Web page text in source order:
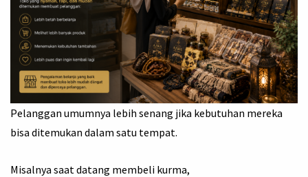
Pelanggan umumnya lebih senang jika kebutuhan mereka
bisa ditemukan dalam satu tempat.
Misalnya saat datang membeli kurma,